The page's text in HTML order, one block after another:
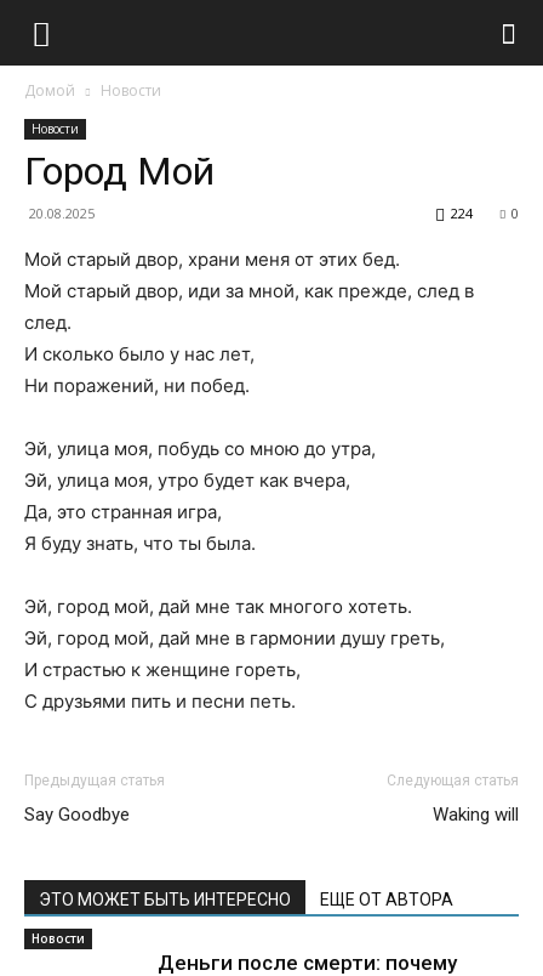
Домой Новости
Новости
Город Мой
20.08.2025 0
224
Мой старый двор, храни меня от этих бед.
Мой старый двор, иди за мной, как прежде, след в
след.
И сколько было у нас лет,
Ни поражений, ни побед.
Эй, улица моя, побудь со мною до утра,
Эй, улица моя, утро будет как вчера,
Да, это странная игра,
Я буду знать, что ты была.
Эй, город мой, дай мне так многого хотеть.
Эй, город мой, дай мне в гармонии душу греть,
И страстью к женщине гореть,
С друзьями пить и песни петь.
Предыдущая статья
Say Goodbye
Следующая статья
Waking will
ЭТО МОЖЕТ БЫТЬ ИНТЕРЕСНО ЕЩЕ ОТ АВТОРА
Новости
Деньги после смерти: почему